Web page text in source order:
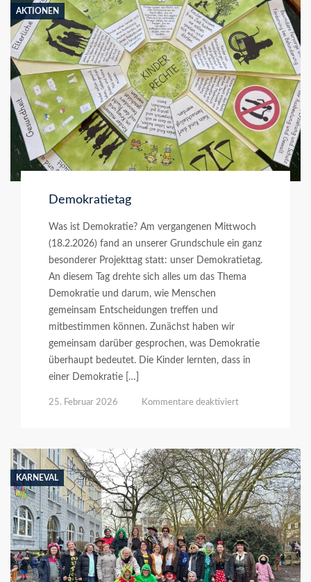
AKTIONEN
Demokratietag
Was ist Demokratie? Am vergangenen Mittwoch
(18.2.2026) fand an unserer Grundschule ein ganz
besonderer Projekttag statt: unser Demokratietag.
An diesem Tag drehte sich alles um das Thema
Demokratie und darum, wie Menschen
gemeinsam Entscheidungen treffen und
mitbestimmen können. Zunächst haben wir
gemeinsam darüber gesprochen, was Demokratie
überhaupt bedeutet. Die Kinder lernten, dass in
einer Demokratie […]
25. Februar 2026 Kommentare deaktiviertfür
KARNEVAL